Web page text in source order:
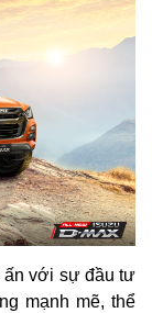
ấn với sự đầu tư
mạnh mẽ, thể